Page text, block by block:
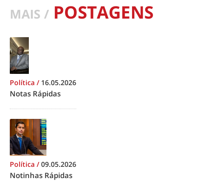
MAIS / POSTAGENS
Política / 16.05.2026
Notas Rápidas
Política /09.05.2026
Notinhas Rápidas